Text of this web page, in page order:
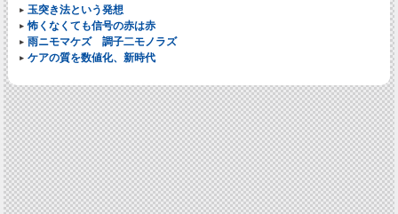
玉突き法という発想
怖くなくても信号の赤は赤
雨ニモマケズ 調子二モノラズ
ケアの質を数値化、新時代